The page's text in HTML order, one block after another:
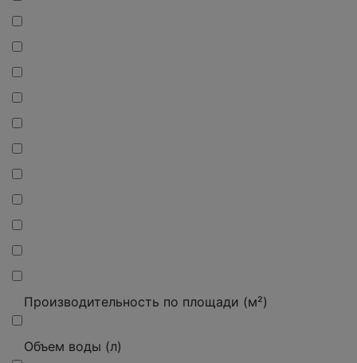
Производительность по площади (м²)
Объем воды (л)